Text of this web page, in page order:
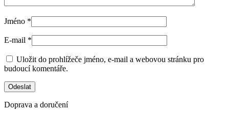
Jméno *
E-mail *
Uložit do prohlížeče jméno, e-mail a webovou stránku pro
budoucí komentáře.
Doprava a doručení